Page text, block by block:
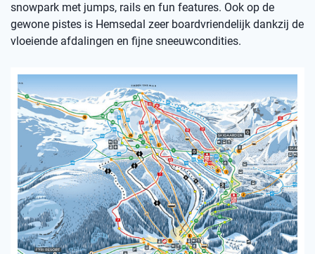
snowpark met jumps, rails en fun features. Ook op de
gewone pistes is Hemsedal zeer boardvriendelijk dankzij de
vloeiende afdalingen en fijne sneeuwcondities.